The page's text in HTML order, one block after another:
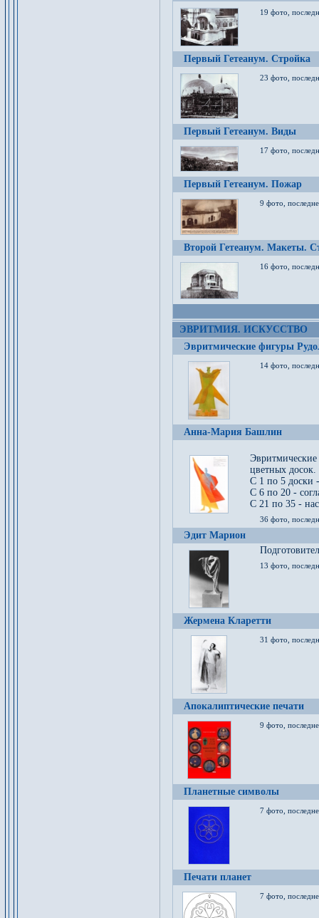
19 фото,
Первый Гетеанум. Стройка
23 фото,
Первый Гетеанум. Виды
17 фото,
Первый Гетеанум. Пожар
9 фото,
Второй Гетеанум. Макеты.
16 фото,
ЭВРИТМИЯ. ИСКУССТВО
Эвритмические фигуры
14 фото,
Анна-Мария Башлин
цветных досок.
С 1 по 5 доски
С 6 по 20 -
С 21 по 35 -
36 фото,
Эдит Марион
13 фото,
Жермена Кларетти
31 фото,
Апокалиптические печати
9 фото,
Планетные символы
7 фото,
Печати планет
7 фото,